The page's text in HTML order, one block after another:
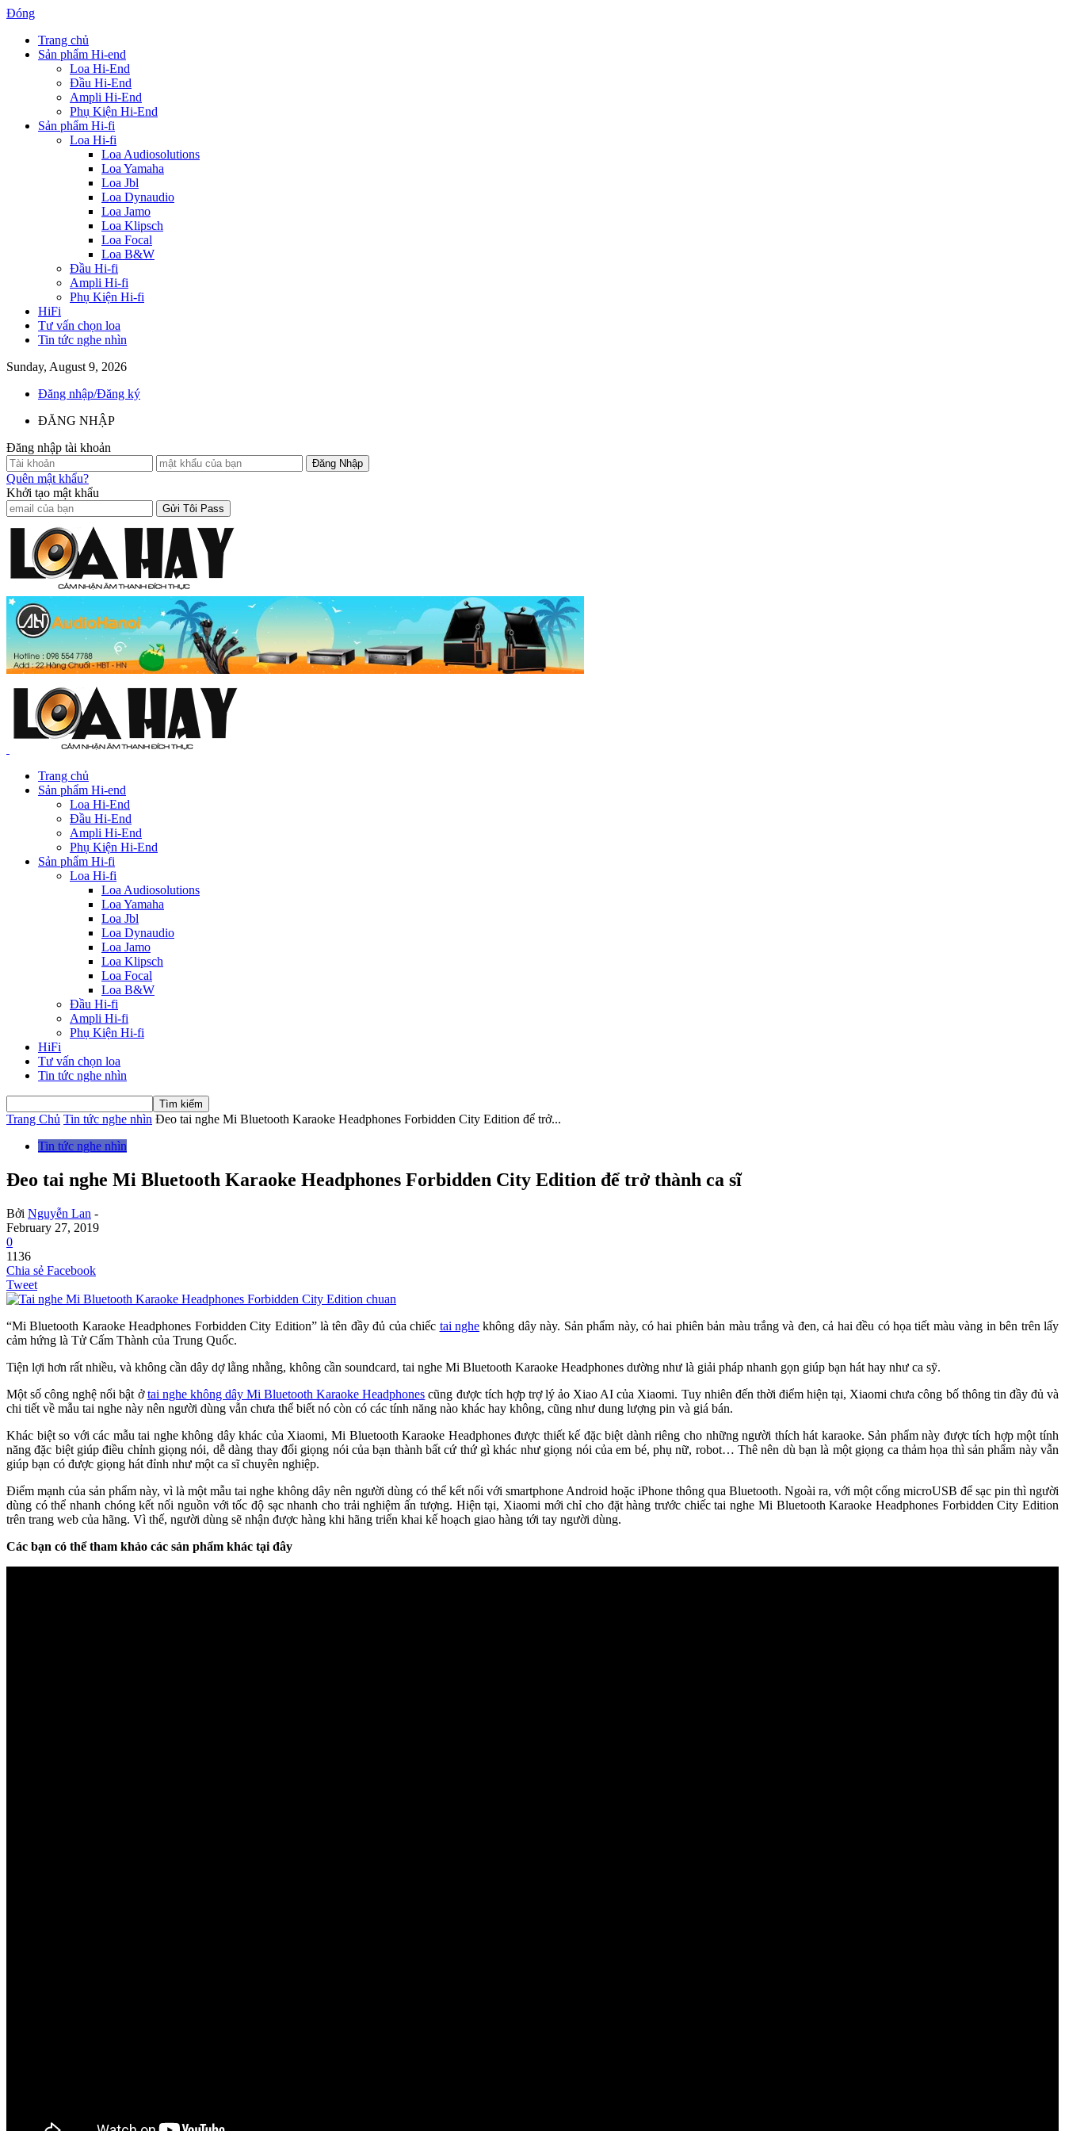
Đóng
Trang chủ
Sản phẩm Hi-end
Loa Hi-End
Đầu Hi-End
Ampli Hi-End
Phụ Kiện Hi-End
Sản phẩm Hi-fi
Loa Hi-fi
Loa Audiosolutions
Loa Yamaha
Loa Jbl
Loa Dynaudio
Loa Jamo
Loa Klipsch
Loa Focal
Loa B&W
Đầu Hi-fi
Ampli Hi-fi
Phụ Kiện Hi-fi
HiFi
Tư vấn chọn loa
Tin tức nghe nhìn
Sunday, August 9, 2026
Đăng nhập/Đăng ký
ĐĂNG NHẬP
Đăng nhập tài khoản
Quên mật khẩu?
Khởi tạo mật khẩu
Trang chủ
Sản phẩm Hi-end
Loa Hi-End
Đầu Hi-End
Ampli Hi-End
Phụ Kiện Hi-End
Sản phẩm Hi-fi
Loa Hi-fi
Loa Audiosolutions
Loa Yamaha
Loa Jbl
Loa Dynaudio
Loa Jamo
Loa Klipsch
Loa Focal
Loa B&W
Đầu Hi-fi
Ampli Hi-fi
Phụ Kiện Hi-fi
HiFi
Tư vấn chọn loa
Tin tức nghe nhìn
Trang Chủ Tin tức nghe nhìn Đeo tai nghe Mi Bluetooth Karaoke Headphones Forbidden City Edition để trở...
Tin tức nghe nhìn
Đeo tai nghe Mi Bluetooth Karaoke Headphones Forbidden City Edition để trở thành ca sĩ
Bởi Nguyễn Lan -
February 27, 2019
0
1136
Chia sẻ Facebook
Tweet
“Mi Bluetooth Karaoke Headphones Forbidden City Edition” là tên đầy đủ của chiếc tai nghekhông dây này. Sản phẩm này, có hai phiên bản màu trắng và đen, cả hai đều có họa tiết màu vàng in bên trên lấy
cảm hứng là Tử Cấm Thành của Trung Quốc.
Tiện lợi hơn rất nhiều, và không cần dây dợ lằng nhằng, không cần soundcard, tai nghe Mi Bluetooth Karaoke Headphones dường như là giải pháp nhanh gọn giúp bạn hát hay như ca sỹ.
Một số công nghệ nổi bật ởtai nghe không dây Mi Bluetooth Karaoke Headphones cũng được tích hợp trợ lý ảo Xiao AI của Xiaomi. Tuy nhiên đến thời điểm hiện tại, Xiaomi chưa công bố thông tin đầy đủ và
chi tiết về mẫu tai nghe này nên người dùng vẫn chưa thể biết nó còn có các tính năng nào khác hay không, cũng như dung lượng pin và giá bán.
Khác biệt so với các mẫu tai nghe không dây khác của Xiaomi, Mi Bluetooth Karaoke Headphones được thiết kế đặc biệt dành riêng cho những người thích hát karaoke. Sản phẩm này được tích hợp một tính
năng đặc biệt giúp điều chỉnh giọng nói, dễ dàng thay đổi giọng nói của bạn thành bất cứ thứ gì khác như giọng nói của em bé, phụ nữ, robot… Thê nên dù bạn là một giọng ca thảm họa thì sản phẩm này vẫn
giúp bạn có được giọng hát đỉnh như một ca sĩ chuyên nghiệp.
Điểm mạnh của sản phẩm này, vì là một mẫu tai nghe không dây nên người dùng có thể kết nối với smartphone Android hoặc iPhone thông qua Bluetooth. Ngoài ra, với một cổng microUSB để sạc pin thì người
dùng có thể nhanh chóng kết nối nguồn với tốc độ sạc nhanh cho trải nghiệm ấn tượng. Hiện tại, Xiaomi mới chỉ cho đặt hàng trước chiếc tai nghe Mi Bluetooth Karaoke Headphones Forbidden City Edition
trên trang web của hãng. Vì thế, người dùng sẽ nhận được hàng khi hãng triển khai kế hoạch giao hàng tới tay người dùng.
Các bạn có thể tham khảo các sản phẩm khác tại đây